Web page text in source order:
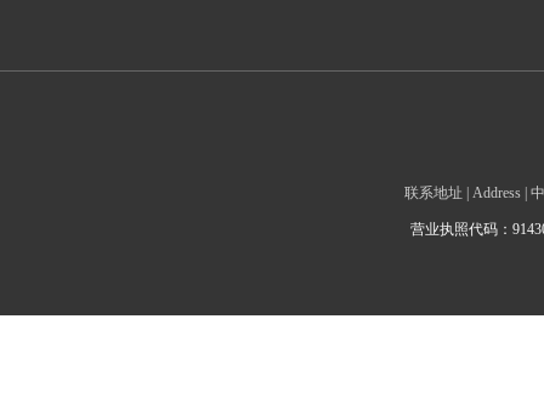
联系地址 | Address |
营业执照代码：